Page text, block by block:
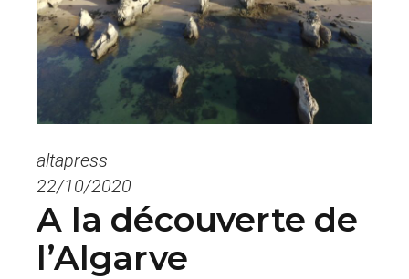
altapress
22/10/2020
A la découverte de
l’Algarve